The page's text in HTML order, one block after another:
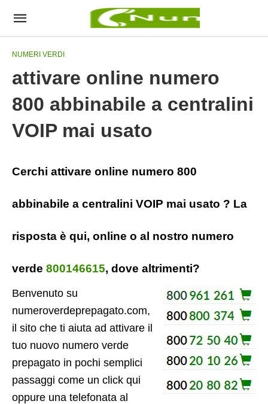
NUMERI VERDI
attivare online numero
800 abbinabile a centralini
VOIP mai usato
Cerchi attivare online numero 800
abbinabile a centralini VOIP mai usato ? La
risposta è qui, online o al nostro numero
verde 800146615, dove altrimenti?
Benvenuto su
numeroverdeprepagato.com,
il sito che ti aiuta ad attivare il
tuo nuovo numero verde
prepagato in pochi semplici
passaggi come un click qui
oppure una telefonata al